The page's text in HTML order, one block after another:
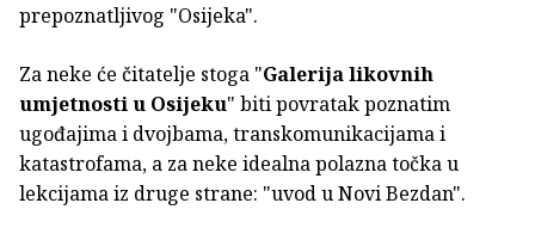
prepoznatljivog "Osijeka".
Za neke će čitatelje stoga "Galerija likovnih
umjetnosti u Osijeku" biti povratak poznatim
ugođajima i dvojbama, transkomunikacijama i
katastrofama, a za neke idealna polazna točka u
lekcijama iz druge strane: "uvod u Novi Bezdan".